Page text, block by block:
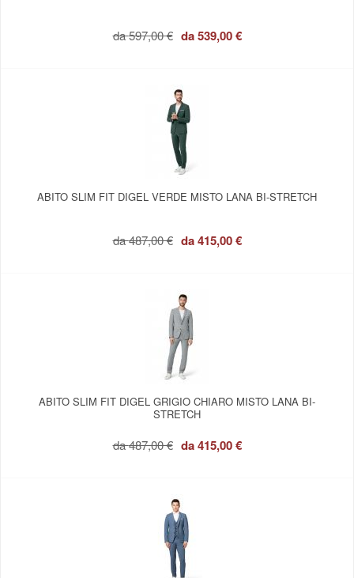
da597,00 € da539,00 €
ABITO SLIM FIT DIGEL VERDE MISTO LANA BI-STRETCH
da487,00 € da415,00 €
ABITO SLIM FIT DIGEL GRIGIO CHIARO MISTO LANA BI-
STRETCH
da487,00 € da415,00 €